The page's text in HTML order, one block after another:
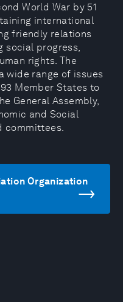
World War by 51
international
friendly relations
social progress,
rights. The
wide range of issues
Member States to
General Assembly,
and Social
committees.
Organization